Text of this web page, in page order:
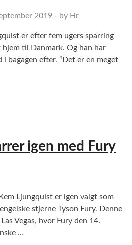
2019 - by Hr
er efter fem ugers sparring
hjem til Danmark. Og han har
bagagen efter. “Det er en meget
igen med Fury
Ljungquist er igen valgt som
stjerne Tyson Fury. Denne
Vegas, hvor Fury den 14.
…